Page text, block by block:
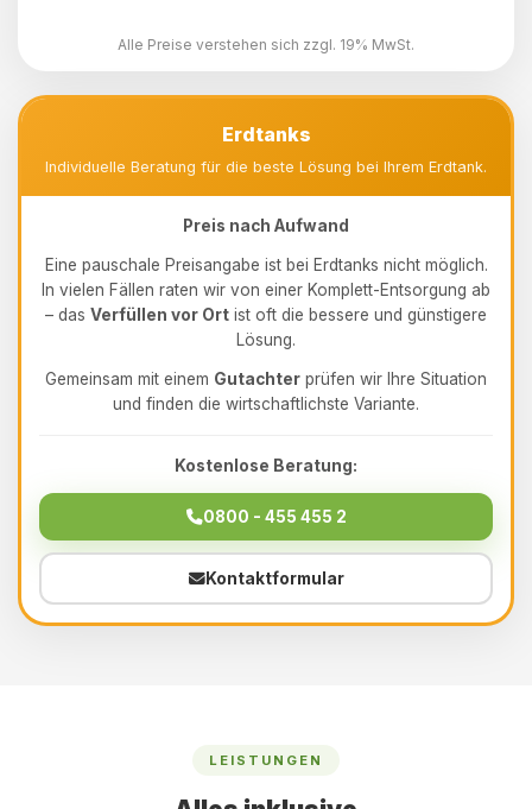
Alle Preise verstehen sich zzgl. 19% MwSt.
Erdtanks
Individuelle Beratung für die beste Lösung bei Ihrem Erdtank.
Preis nach Aufwand
Eine pauschale Preisangabe ist bei Erdtanks nicht möglich.
In vielen Fällen raten wir von einer Komplett-Entsorgung ab
– das Verfüllen vor Ort ist oft die bessere und günstigere
Lösung.
Gemeinsam mit einem Gutachter prüfen wir Ihre Situation
und finden die wirtschaftlichste Variante.
Kostenlose Beratung:
0800 - 455 455 2
Kontaktformular
LEISTUNGEN